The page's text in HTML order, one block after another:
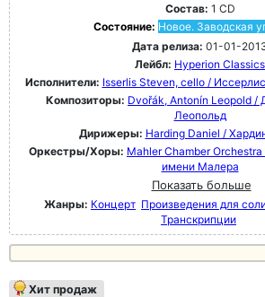
Состав: 1 CD
Состояние: Новое. Заводская
Дата релиза: 01-01-
Лейбл: Hyperion Classics
Исполнители: Isserlis Steven, cello /
Композиторы: Dvořák, Antonín Leopold /
Леопольд
Дирижеры: Harding Daniel /
Оркестры/Хоры: Mahler Chamber
имени Малера
Показать больше
Жанры: Концерт Произведения для
Транскрипции
Хит продаж